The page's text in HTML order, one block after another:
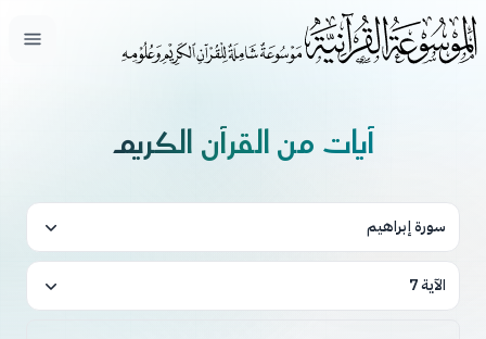
فتح
آيات من القرآن الكريم
سورة إبراهيم
الآية 7